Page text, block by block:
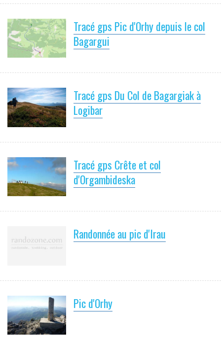
Tracé gps Pic d'Orhy depuis le col
Bagargui
Tracé gps Du Col de Bagargiak à
Logibar
Tracé gps Crête et col
d'Orgambideska
Randonnée au pic d'Irau
Pic d'Orhy